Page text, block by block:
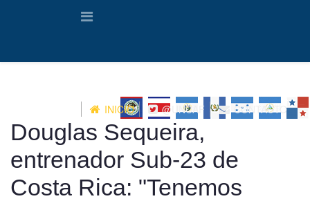
INICIO @UNCAF CONTACTO
Douglas Sequeira,
entrenador Sub-23 de
Costa Rica: "Tenemos